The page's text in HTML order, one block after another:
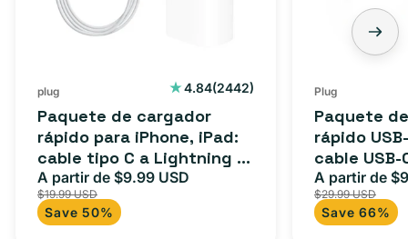
iPad:
a
Lightning
(1
m)
+
adaptador
plug 4.84(2442)
2442
Paquete de cargador
rápido para iPhone, iPad:
cable tipo C a Lightning (1
m) + adaptador tipo C
Precio
de
oferta
A partir de $9.99 USD
$19.99 USD
Save 50%
USB-
C
a
USB-
C
Plug
Paquete
rápido
cable USB-
adaptador
para
iPad y más.
Precio
de
oferta
A partir de
$29.99 USD
Save 66%